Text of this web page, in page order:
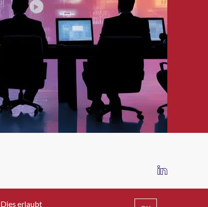
IMPRESSUM DATENSCHUTZ AGB
erlaubt